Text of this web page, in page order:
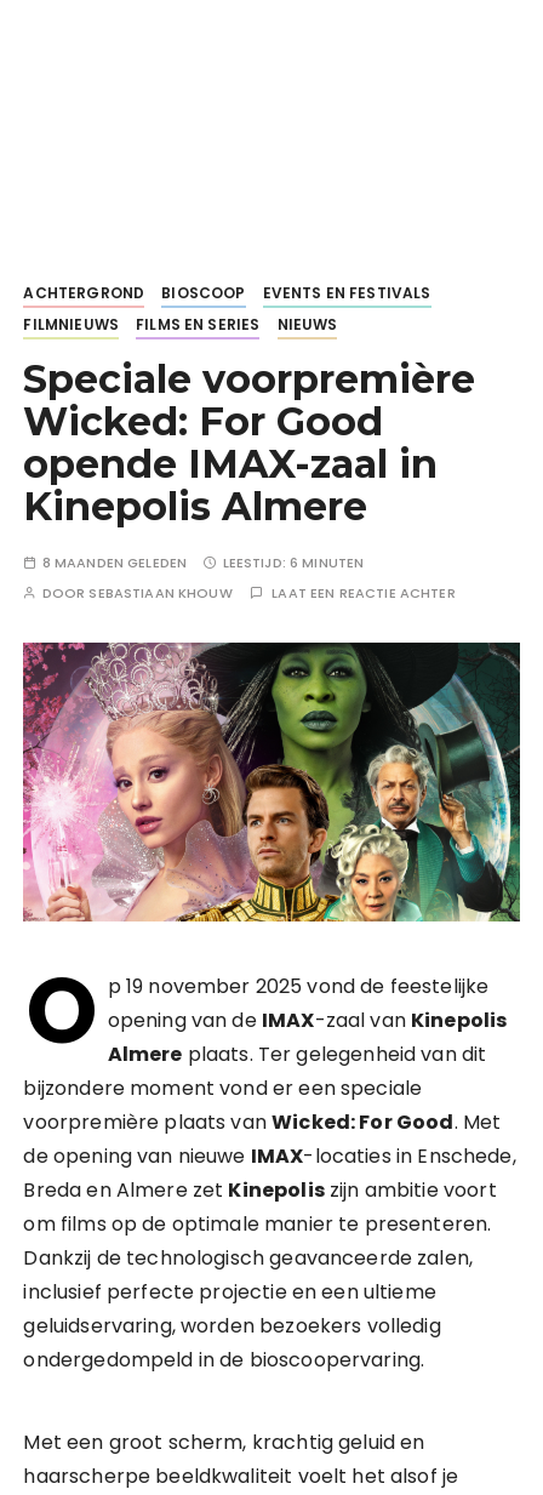
ACHTERGROND BIOSCOOP
EVENTS EN FESTIVALS
FILMNIEUWS
FILMS EN SERIES NIEUWS
Speciale voorpremière
Wicked: For Good
opende IMAX-zaal in
Kinepolis Almere
8 MAANDEN GELEDEN LEESTIJD:6 MINUTEN
DOOR SEBASTIAAN KHOUW LAAT EEN REACTIE ACHTER
O p 19 november 2025 vond de feestelijke
opening van de IMAX-zaal van Kinepolis
Almere plaats. Ter gelegenheid van dit
bijzondere moment vond er een speciale
voorpremière plaats vanWicked: For Good. Met
de opening van nieuwe IMAX-locaties in Enschede,
Breda en Almere zet Kinepoliszijn ambitie voort
om films op de optimale manier te presenteren.
Dankzij de technologisch geavanceerde zalen,
inclusief perfecte projectie en een ultieme
geluidservaring, worden bezoekers volledig
ondergedompeld in de bioscoopervaring.
Met een groot scherm, krachtig geluid en
haarscherpe beeldkwaliteit voelt het alsof je